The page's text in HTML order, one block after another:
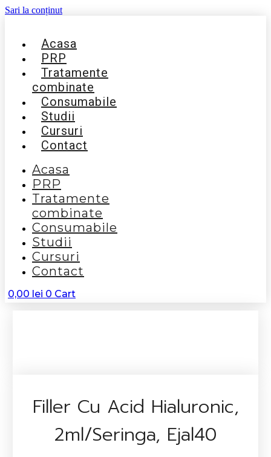
Sari la conținut
Acasa
PRP
Tratamente
combinate
Consumabile
Studii
Cursuri
Contact
Acasa
PRP
Tratamente
combinate
Consumabile
Studii
Cursuri
Contact
0,00 lei 0 Cart
Filler Cu Acid Hialuronic,
2ml/seringa, Ejal40